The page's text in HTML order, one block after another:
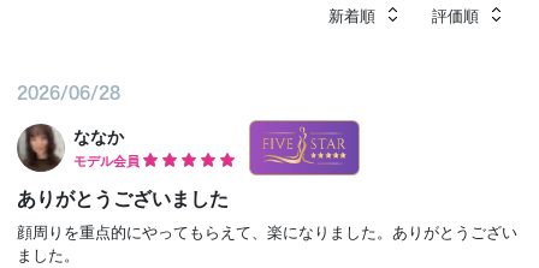
新着順 評価順
2026/06/28
ななか
モデル会員
ありがとうございました
顔周りを重点的にやってもらえて、楽になりました。ありがとうござい
ました。